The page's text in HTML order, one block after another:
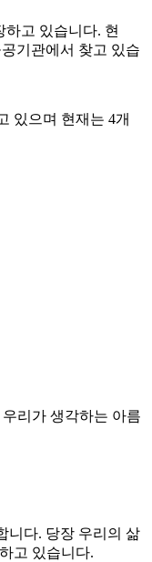
고 있습니다. 현
기관에서 찾고 있습
있으며 현재는 4개
리가 생각하는 아름
니다. 당장 우리의 삶
고 있습니다.